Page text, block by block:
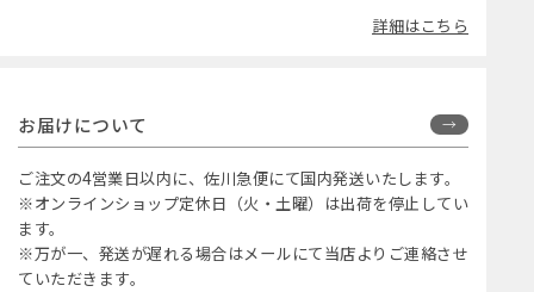
詳細はこちら
お届けについて
ご注文の4営業日以内に、佐川急便にて国内発送いたします。
※オンラインショップ定休日（火・土曜）は出荷を停止してい
ます。
※万が一、発送が遅れる場合はメールにて当店よりご連絡させ
ていただきます。